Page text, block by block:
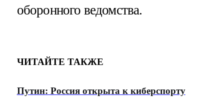
оборонного ведомства.
ЧИТАЙТЕ ТАКЖЕ
Путин: Россия открыта к киберспорту